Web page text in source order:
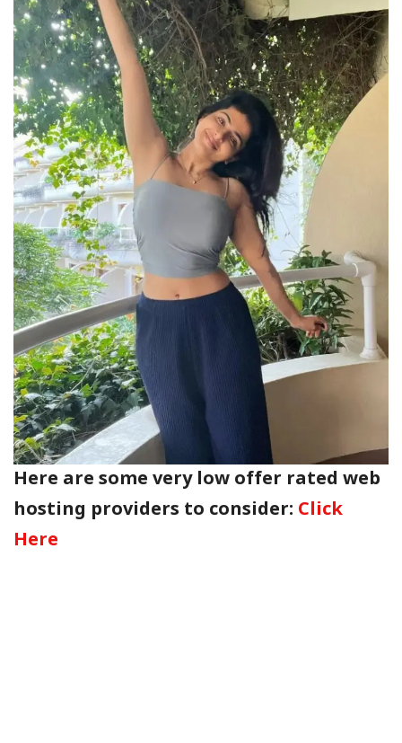
Here are some very low offer rated web
hosting providers to consider: Click
Here